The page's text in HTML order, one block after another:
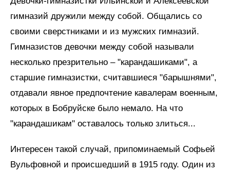
гимназий дружили между собой. Общались со
своими сверстниками и из мужских гимназий.
Гимназистов девочки между собой называли
несколько презрительно – "карандашиками", а
старшие гимназистки, считавшиеся "барышнями",
отдавали явное предпочтение кавалерам военным,
которых в Бобруйске было немало. На что
"карандашикам" оставалось только злиться...
Интересен такой случай, припоминаемый Софьей
Вульфовной и происшедший в 1915 году. Один из